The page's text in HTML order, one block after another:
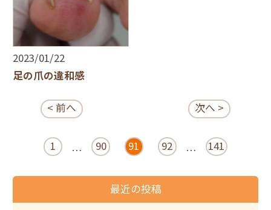
2023/01/22
足の爪の違和感
< 前へ
1 … 90 91 92 … 141
次へ >
最近の投稿